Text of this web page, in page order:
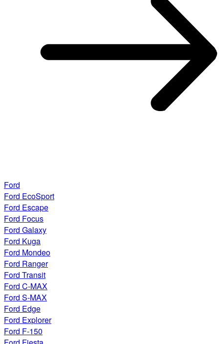
Ford
Ford EcoSport
Ford Escape
Ford Focus
Ford Galaxy
Ford Kuga
Ford Mondeo
Ford Ranger
Ford Transit
Ford C-MAX
Ford S-MAX
Ford Edge
Ford Explorer
Ford F-150